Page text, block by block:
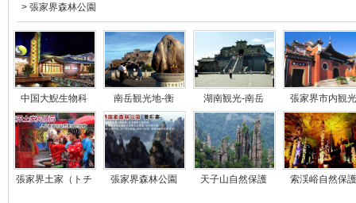
> 張家界森林公園
中国大鯢生物科 南岳観光地-衡 湖南観光-南岳 張家界市内観
張家界土家（トチ 張家界森林公園 天子山自然保護 索渓峪自然保